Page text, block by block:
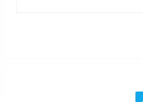
وتركيا؟